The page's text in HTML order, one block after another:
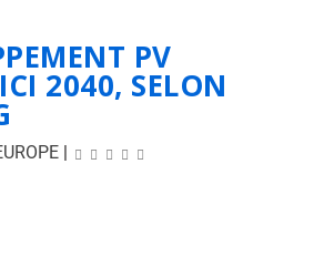
PV
2040, SELON
|